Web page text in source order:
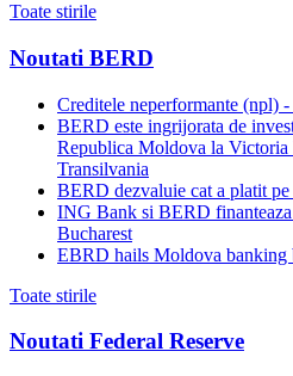
Toate stirile
Noutati BERD
Creditele neperformante (npl)
BERD este ingrijorata de
Republica Moldova la Victoria
Transilvania
BERD dezvaluie cat a platit
ING Bank si BERD
Bucharest
EBRD hails Moldova banking
Toate stirile
Noutati Federal Reserve